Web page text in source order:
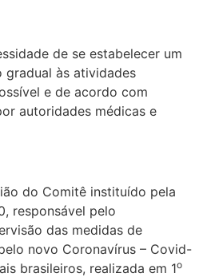
de se estabelecer um
gradual às atividades
e de acordo com
autoridades médicas e
do Comitê instituído pela
responsável pelo
das medidas de
novo Coronavírus – Covid-
brasileiros, realizada em 1o